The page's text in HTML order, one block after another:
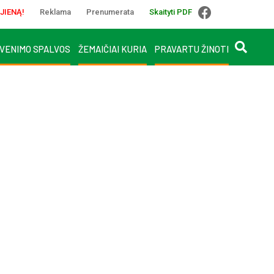
Reklama Prenumerata Skaityti PDF
SPALVOS ŽEMAIČIAI KURIA PRAVARTU ŽINOTI